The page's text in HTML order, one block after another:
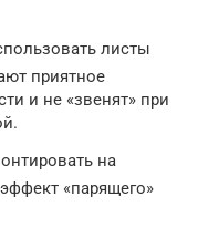
листы
приятное
и не «звенят» при
на
«парящего»